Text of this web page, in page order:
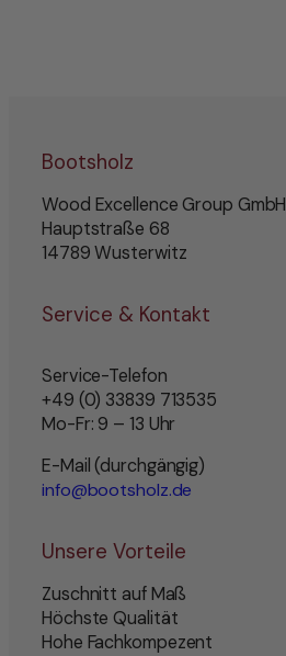
Bootsholz
Wood Excellence Group GmbH
Hauptstraße 68
14789 Wusterwitz
Service & Kontakt
Service-Telefon
+49 (0) 33839 713535
Mo-Fr: 9 – 13 Uhr
E-Mail (durchgängig)
info@bootsholz.de
Unsere Vorteile
Zuschnitt auf Maß
Höchste Qualität
Hohe Fachkompezent